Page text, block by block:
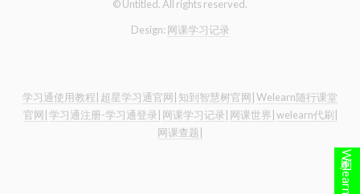
© Untitled. All rights reserved.
Design: 网课学习记录
学习通使用教程| 超星学习通官网| 知到智慧树官网| Welearn随行课堂
官网| 学习通注册-学习通登录| 网课学习记录| 网课世界| welearn代刷|
网课查题|
刷Welearn点这里